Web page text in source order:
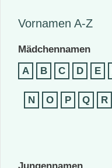
Vornamen A-Z
Mädchennamen
A
B C D E
N O P Q R